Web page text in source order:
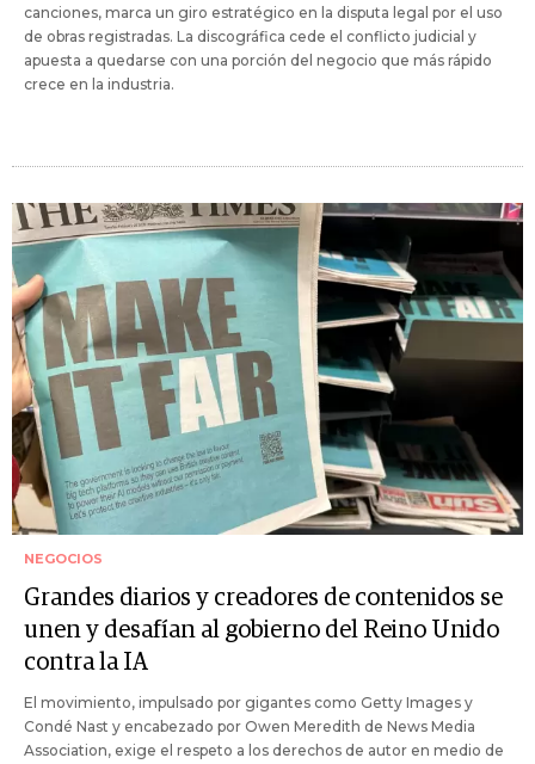
canciones, marca un giro estratégico en la disputa legal por el uso
de obras registradas. La discográfica cede el conflicto judicial y
apuesta a quedarse con una porción del negocio que más rápido
crece en la industria.
NEGOCIOS
Grandes diarios y creadores de contenidos se
unen y desafían al gobierno del Reino Unido
contra la IA
El movimiento, impulsado por gigantes como Getty Images y
Condé Nast y encabezado por Owen Meredith de News Media
Association, exige el respeto a los derechos de autor en medio de